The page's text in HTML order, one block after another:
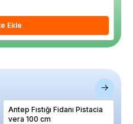
Ekle
Antep Fıstığı Fidanı Pistacia
vera 100 cm